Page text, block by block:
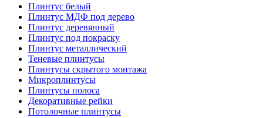
Плинтус белый
Плинтус МДФ под дерево
Плинтус деревянный
Плинтус под покраску
Плинтус металлический
Теневые плинтусы
Плинтусы скрытого монтажа
Микроплинтусы
Плинтусы полоса
Декоративные рейки
Потолочные плинтусы